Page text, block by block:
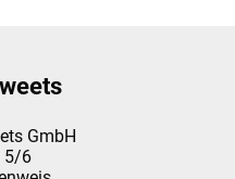
GmbH
5/6